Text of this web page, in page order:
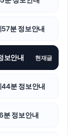
사변호사
렌트
분 정보안내
보안내 현재글
분 정보안내
정보안내